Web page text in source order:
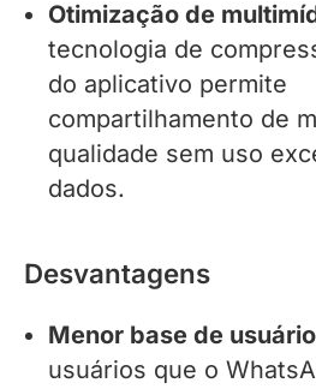
Otimização de
tecnologia de
do aplicativo permite
compartilhamento de
qualidade sem uso
dados.
Desvantagens
Menor base de
usuários que o